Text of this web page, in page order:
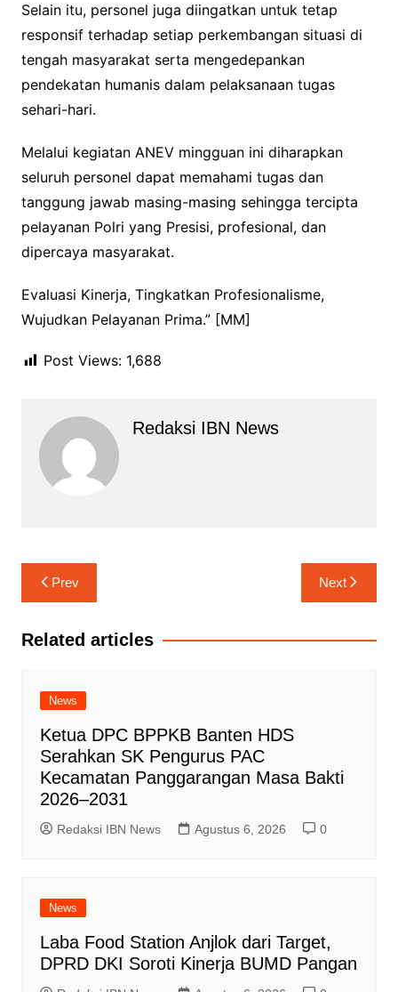
Selain itu, personel juga diingatkan untuk tetap
responsif terhadap setiap perkembangan situasi di
tengah masyarakat serta mengedepankan
pendekatan humanis dalam pelaksanaan tugas
sehari-hari.
Melalui kegiatan ANEV mingguan ini diharapkan
seluruh personel dapat memahami tugas dan
tanggung jawab masing-masing sehingga tercipta
pelayanan Polri yang Presisi, profesional, dan
dipercaya masyarakat.
Evaluasi Kinerja, Tingkatkan Profesionalisme,
Wujudkan Pelayanan Prima.” [MM]
Post Views: 1,688
Redaksi IBN News
Navigasi
pos
Prev Next
Related articles
News
Ketua DPC BPPKB Banten HDS
Serahkan SK Pengurus PAC
Kecamatan Panggarangan Masa Bakti
2026–2031
Redaksi IBN News Agustus 6, 2026 0
News
Laba Food Station Anjlok dari Target,
DPRD DKI Soroti Kinerja BUMD Pangan